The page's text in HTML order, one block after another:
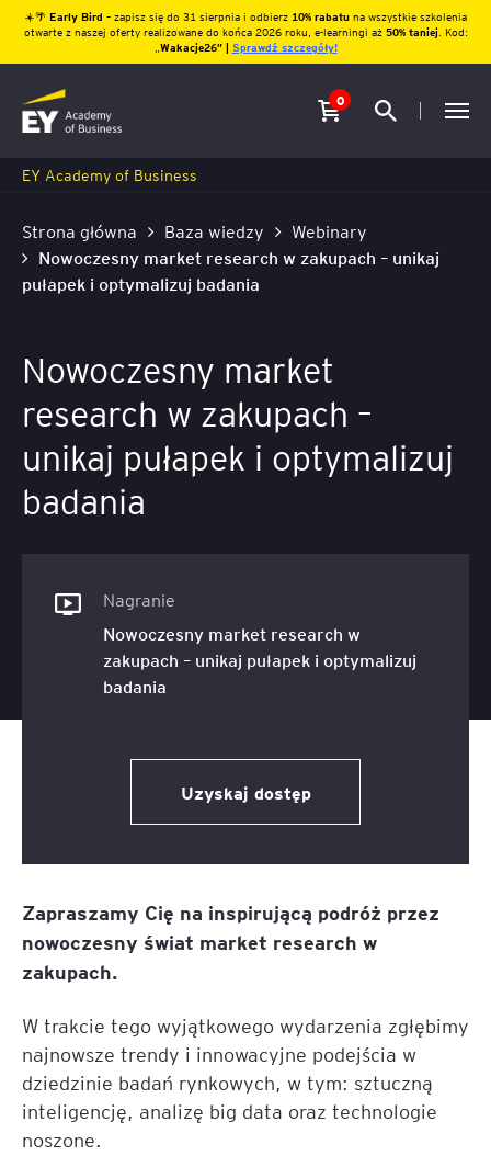
☀️🌴 Early Bird – zapisz się do 31 sierpnia i odbierz10% rabatu na wszystkie szkolenia
otwarte z naszej oferty realizowane do końca 2026 roku, e-learningi aż 50% taniej. Kod:
Wakacje26″ | Sprawdź szczegóły!
0
EY Academy of Business
Strona główna Baza wiedzy
Webinary
Nowoczesny market research w zakupach – unikaj
pułapek i optymalizuj badania
Nowoczesny market
research w zakupach –
unikaj pułapek i optymalizuj
badania
Nagranie
Nowoczesny market research w
zakupach – unikaj pułapek i optymalizuj
badania
Zapraszamy Cię na inspirującą podróż przez
nowoczesny świat market research w
zakupach.
W trakcie tego wyjątkowego wydarzenia zgłębimy
najnowsze trendy i innowacyjne podejścia w
dziedzinie badań rynkowych, w tym: sztuczną
inteligencję, analizę big data oraz technologie
noszone.
Uzyskaj dostęp